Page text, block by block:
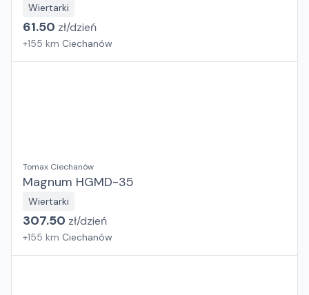
Wiertarki
61.50 zł/dzień
+155 km Ciechanów
Tomax Ciechanów
Magnum HGMD-35
Wiertarki
307.50 zł/dzień
+155 km Ciechanów